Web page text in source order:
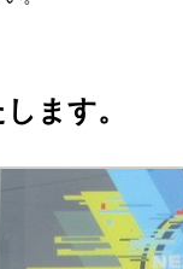
ます。